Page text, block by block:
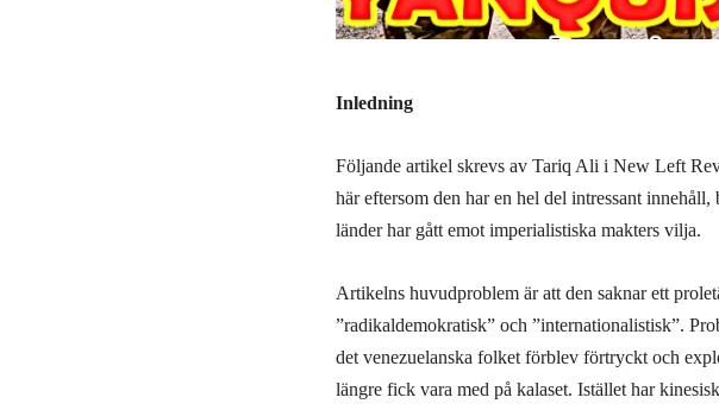
Inledning
Följande artikel skrevs av Tariq Ali i New Left
här eftersom den har en hel del intressant
länder har gått emot imperialistiska makters vilja.
Artikelns huvudproblem är att den saknar ett
”radikaldemokratisk” och ”internationalistisk”.
det venezuelanska folket förblev förtryckt och
längre fick vara med på kalaset. Istället har